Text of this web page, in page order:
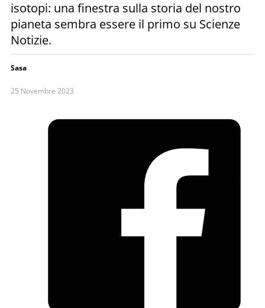
isotopi: una finestra sulla storia del nostro
pianeta sembra essere il primo su Scienze
Notizie.
Sasa
25 Novembre 2023